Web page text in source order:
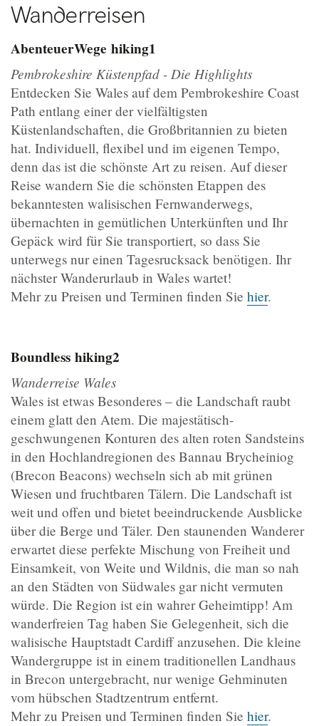
Wanderreisen
AbenteuerWege hiking1
Pembrokeshire Küstenpfad - Die Highlights
Entdecken Sie Wales auf dem Pembrokeshire Coast
Path entlang einer der vielfältigsten
Küstenlandschaften, die Großbritannien zu bieten
hat. Individuell, flexibel und im eigenen Tempo,
denn das ist die schönste Art zu reisen. Auf dieser
Reise wandern Sie die schönsten Etappen des
bekanntesten walisischen Fernwanderwegs,
übernachten in gemütlichen Unterkünften und Ihr
Gepäck wird für Sie transportiert, so dass Sie
unterwegs nur einen Tagesrucksack benötigen. Ihr
nächster Wanderurlaub in Wales wartet!
Mehr zu Preisen und Terminen finden Sie hier.
Boundless hiking2
Wanderreise Wales
Wales ist etwas Besonderes – die Landschaft raubt
einem glatt den Atem. Die majestätisch-
geschwungenen Konturen des alten roten Sandsteins
in den Hochlandregionen des Bannau Brycheiniog
(Brecon Beacons) wechseln sich ab mit grünen
Wiesen und fruchtbaren Tälern. Die Landschaft ist
weit und offen und bietet beeindruckende Ausblicke
über die Berge und Täler. Den staunenden Wanderer
erwartet diese perfekte Mischung von Freiheit und
Einsamkeit, von Weite und Wildnis, die man so nah
an den Städten von Südwales gar nicht vermuten
würde. Die Region ist ein wahrer Geheimtipp! Am
wanderfreien Tag haben Sie Gelegenheit, sich die
walisische Hauptstadt Cardiff anzusehen. Die kleine
Wandergruppe ist in einem traditionellen Landhaus
in Brecon untergebracht, nur wenige Gehminuten
vom hübschen Stadtzentrum entfernt.
Mehr zu Preisen und Terminen finden Sie hier.